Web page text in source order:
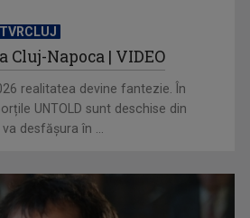
– a şasea cea mai votată piesă în
TVRCLUJ
Cluj-Napoca | VIDEO
realitatea devine fantezie. În
UNTOLD sunt deschise din
desfășura în ...